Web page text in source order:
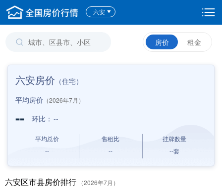
六安
房价 租金
六安房价 （住宅）
平均房价 （2026年7月）
-- 环比： --
平均总价
--
售租比
--
挂牌数量
--套
六安区市县房价排行 （2026年7月）